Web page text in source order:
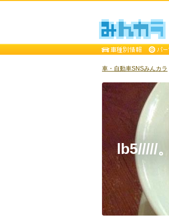
車・自動車SNSみんカラ
lb5/////